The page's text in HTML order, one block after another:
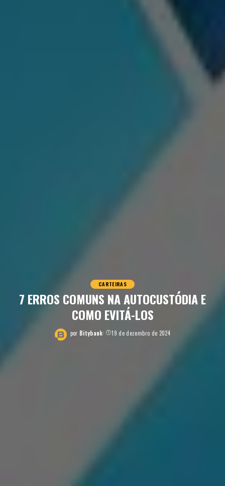
CARTEIRAS
7 ERROS COMUNS NA AUTOCUSTÓDIA E
COMO EVITÁ-LOS
por Bitybank 19 de dezembro de 2024